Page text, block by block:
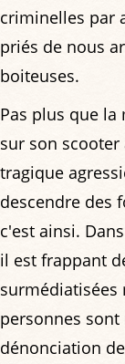
criminelles par
priés de nous
boiteuses.
Pas plus que
sur son scooter
tragique
descendre des
c'est ainsi.
il est frappant
surmédiatisées
personnes sont
dénonciation